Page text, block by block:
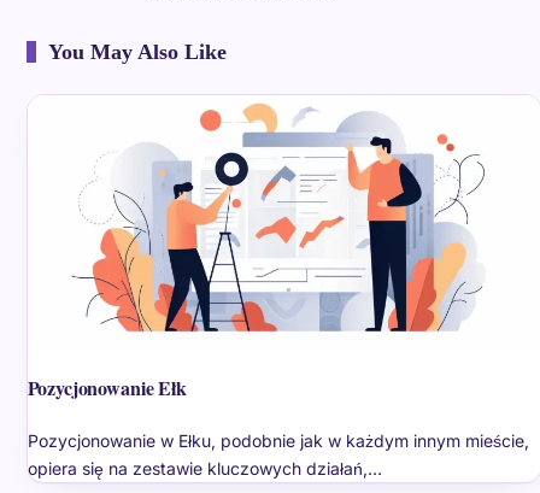
You May Also Like
Pozycjonowanie Ełk
Pozycjonowanie w Ełku, podobnie jak w każdym innym mieście,
opiera się na zestawie kluczowych działań,…